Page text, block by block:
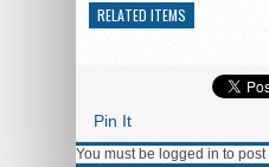
RELATED ITEMS
Pin It
You must be logged in to